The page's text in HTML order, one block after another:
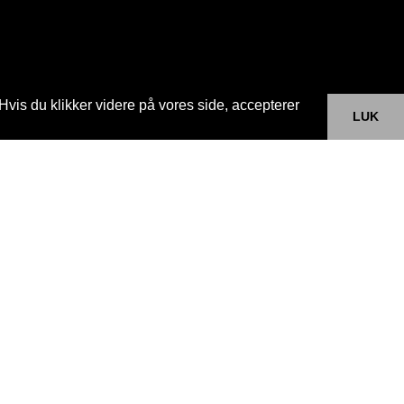
du klikker videre på vores side, accepterer
LUK